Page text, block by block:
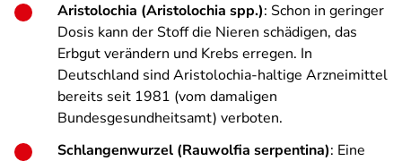
Aristolochia (Aristolochia spp.): Schon in geringer
Dosis kann der Stoff die Nieren schädigen, das
Erbgut verändern und Krebs erregen. In
Deutschland sind Aristolochia-haltige Arzneimittel
bereits seit 1981 (vom damaligen
Bundesgesundheitsamt) verboten.
Schlangenwurzel (Rauwolfia serpentina): Eine